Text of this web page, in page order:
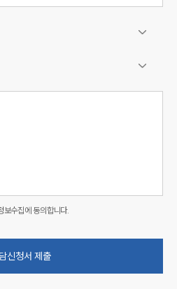
보수집에 동의합니다.
신청서 제출